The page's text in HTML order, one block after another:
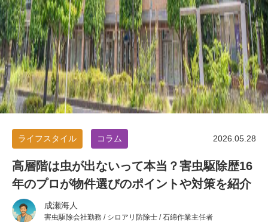
2026.05.28
ライフスタイル コラム
高層階は虫が出ないって本当？害虫駆除歴16
年のプロが物件選びのポイントや対策を紹介
成瀬海人
害虫駆除会社勤務 / シロアリ防除士 / 石綿作業主任者